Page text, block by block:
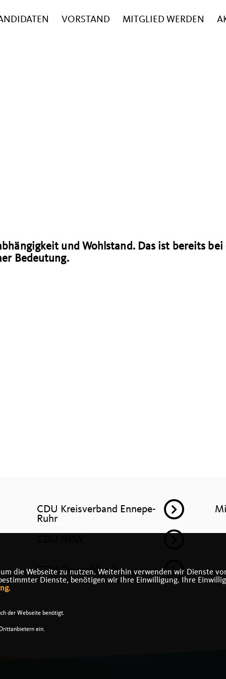
VORSTAND MITGLIED WERDEN
und Wohlstand. Das ist bereits bei
Bedeutung.
CDU Kreisverband Ennepe-
Ruhr
CDU Deutschlands
die Webseite zu nutzen. Weiterhin verwenden wir Dienste
Dienste, benötigen wir Ihre Einwilligung. Ihre
.
der Webseite benötigt.
ein.